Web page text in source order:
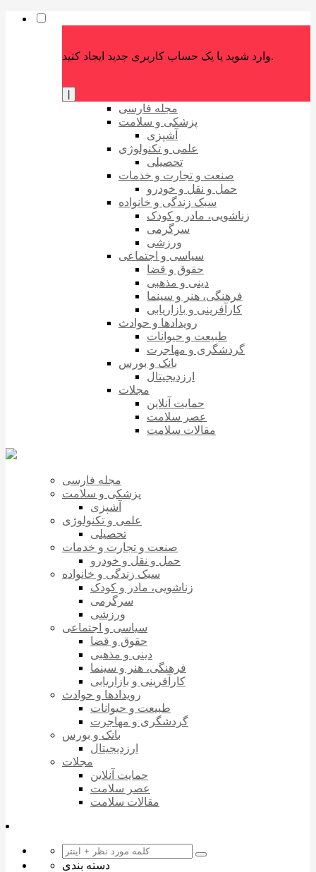
وارد شوید یا یک حساب کاربری جدید ایجاد کنید.
مجله فارسی
پزشکی و سلامت
آشپزی
علمی و تکنولوژی
تحصیلی
صنعت و تجارت و خدمات
حمل و نقل و خودرو
سبک زندگی و خانواده
زناشویی، مادر و کودک
سرگرمی
ورزشی
سیاسی و اجتماعی
حقوق و قضا
دینی و مذهبی
فرهنگی، هنر و سینما
کارآفرینی و بازاریابی
رویدادها و حوادث
طبیعت و حیوانات
گردشگری و مهاجرت
بانک و بورس
ارزدیجیتال
مجلات
حمایت آنلاین
عصر سلامت
مقالات سلامت
مجله فارسی
پزشکی و سلامت
آشپزی
علمی و تکنولوژی
تحصیلی
صنعت و تجارت و خدمات
حمل و نقل و خودرو
سبک زندگی و خانواده
زناشویی، مادر و کودک
سرگرمی
ورزشی
سیاسی و اجتماعی
حقوق و قضا
دینی و مذهبی
فرهنگی، هنر و سینما
کارآفرینی و بازاریابی
رویدادها و حوادث
طبیعت و حیوانات
گردشگری و مهاجرت
بانک و بورس
ارزدیجیتال
مجلات
حمایت آنلاین
عصر سلامت
مقالات سلامت
دسته بندی